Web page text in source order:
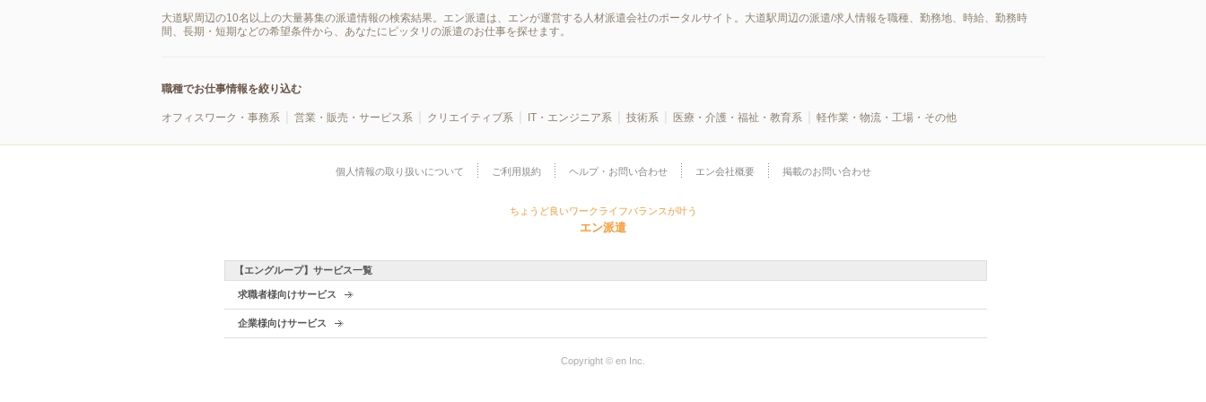
大道駅周辺の10名以上の大量募集の派遣情報の検索結果。エン派遣は、エンが運営する人材派遣会社のポータルサイト。大道駅周辺の派遣/求人情報を職種、勤務地、時給、勤務時
間、長期・短期などの希望条件から、あなたにピッタリの派遣のお仕事を探せます。
職種でお仕事情報を絞り込む
オフィスワーク・事務系 営業・販売・サービス系 クリエイティブ系 IT・エンジニア系 技術系 医療・介護・福祉・教育系 軽作業・物流・工場・その他
個人情報の取り扱いについて ご利用規約 ヘルプ・お問い合わせ エン会社概要 掲載のお問い合わせ
ちょうど良いワークライフバランスが叶う
エン派遣
【エングループ】サービス一覧
求職者様向けサービス
企業様向けサービス
Copyright © en Inc.